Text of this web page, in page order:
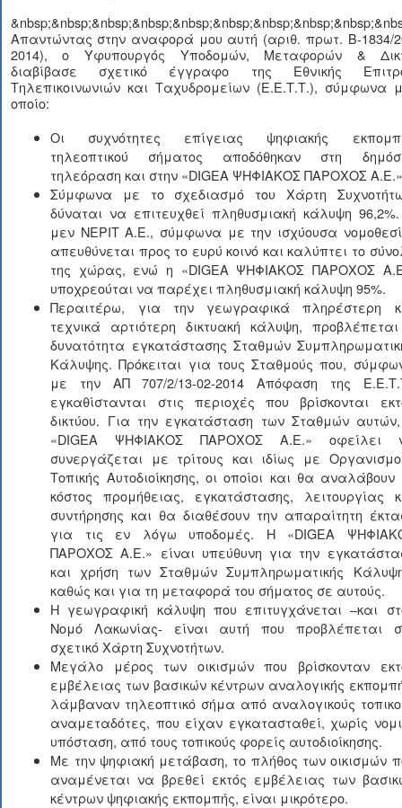
Απαντώντας στην αναφορά μου αυτή (αριθ. πρωτ. Β-1834/
2014), ο Υφυπουργός Υποδομών, Μεταφορών &
διαβίβασε σχετικό έγγραφο της Εθνικής
Τηλεπικοινωνιών και Ταχυδρομείων (Ε.Ε.Τ.Τ.), σύμφωνα
οποίο:
Οι συχνότητες επίγειας ψηφιακής
τηλεοπτικού σήματος αποδόθηκαν στη
τηλεόραση και στην «DIGEA ΨΗΦΙΑΚΟΣ ΠΑΡΟΧΟΣ
Σύμφωνα με το σχεδιασμό του Χάρτη
δύναται να επιτευχθεί πληθυσμιακή κάλυψη
μεν ΝΕΡΙΤ Α.Ε., σύμφωνα με την ισχύουσα
απευθύνεται προς το ευρύ κοινό και καλύπτει το
της χώρας, ενώ η «DIGEA ΨΗΦΙΑΚΟΣ ΠΑΡΟΧΟΣ
υποχρεούται να παρέχει πληθυσμιακή κάλυψη 95%.
Περαιτέρω, για την γεωγραφικά πληρέστερη
τεχνικά αρτιότερη δικτυακή κάλυψη,
δυνατότητα εγκατάστασης Σταθμών
Κάλυψης. Πρόκειται για τους Σταθμούς που,
με την ΑΠ 707/2/13-02-2014 Απόφαση της
εγκαθίστανται στις περιοχές που βρίσκονται
δικτύου. Για την εγκατάσταση των Σταθμών
«DIGEA ΨΗΦΙΑΚΟΣ ΠΑΡΟΧΟΣ Α.Ε.» οφείλει
συνεργάζεται με τρίτους και ιδίως με
Τοπικής Αυτοδιοίκησης, οι οποίοι και θα αναλάβουν
κόστος προμήθειας, εγκατάστασης, λειτουργίας
συντήρησης και θα διαθέσουν την απαραίτητη
για τις εν λόγω υποδομές. Η «DIGEA
ΠΑΡΟΧΟΣ Α.Ε.» είναι υπεύθυνη για την
και χρήση των Σταθμών Συμπληρωματικής
καθώς και για τη μεταφορά του σήματος σε αυτούς.
Η γεωγραφική κάλυψη που επιτυγχάνεται –και
Νομό Λακωνίας- είναι αυτή που προβλέπεται
σχετικό Χάρτη Συχνοτήτων.
Μεγάλο μέρος των οικισμών που βρίσκονταν
εμβέλειας των βασικών κέντρων αναλογικής
λάμβαναν τηλεοπτικό σήμα από αναλογικούς
αναμεταδότες, που είχαν εγκατασταθεί, χωρίς
υπόσταση, από τους τοπικούς φορείς αυτοδιοίκησης.
Με την ψηφιακή μετάβαση, το πλήθος των οικισμών
αναμένεται να βρεθεί εκτός εμβέλειας των
κέντρων ψηφιακής εκπομπής, είναι μικρότερο.